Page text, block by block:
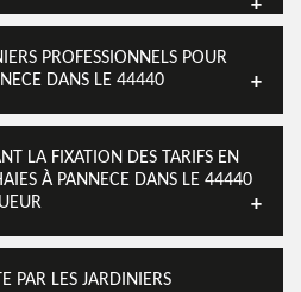
PROFESSIONNELS POUR
DANS LE 44440
LA FIXATION DES TARIFS EN
À PANNECE DANS LE 44440
PAR LES JARDINIERS